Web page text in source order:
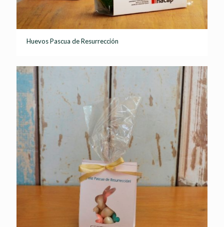
Huevos Pascua de Resurrección